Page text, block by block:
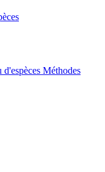
Méthodes